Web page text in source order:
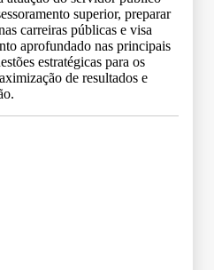
superior, preparar
carreiras públicas e visa
aprofundado nas principais
estratégicas para os
de resultados e